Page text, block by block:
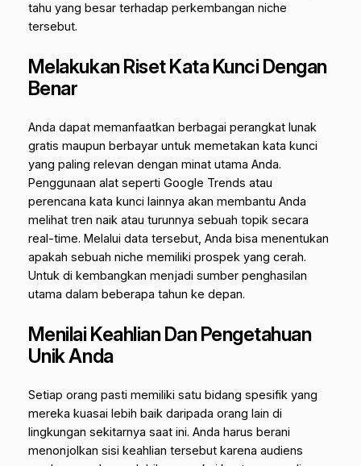
tahu yang besar terhadap perkembangan niche
tersebut.
Melakukan Riset Kata Kunci Dengan
Benar
Anda dapat memanfaatkan berbagai perangkat lunak
gratis maupun berbayar untuk memetakan kata kunci
yang paling relevan dengan minat utama Anda.
Penggunaan alat seperti Google Trends atau
perencana kata kunci lainnya akan membantu Anda
melihat tren naik atau turunnya sebuah topik secara
real-time. Melalui data tersebut, Anda bisa menentukan
apakah sebuah niche memiliki prospek yang cerah.
Untuk di kembangkan menjadi sumber penghasilan
utama dalam beberapa tahun ke depan.
Menilai Keahlian Dan Pengetahuan
Unik Anda
Setiap orang pasti memiliki satu bidang spesifik yang
mereka kuasai lebih baik daripada orang lain di
lingkungan sekitarnya saat ini. Anda harus berani
menonjolkan sisi keahlian tersebut karena audiens